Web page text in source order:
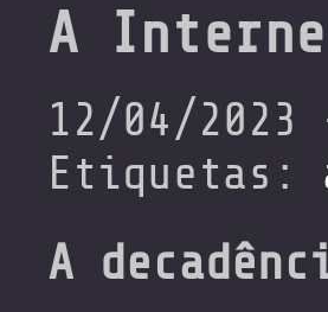
A
12/04/
Etiquetas:
A